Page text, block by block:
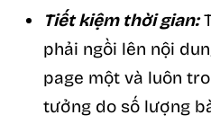
Tiết kiệm thời gian:
phải ngồi lên nội
page một và luôn
tưởng do số lượng